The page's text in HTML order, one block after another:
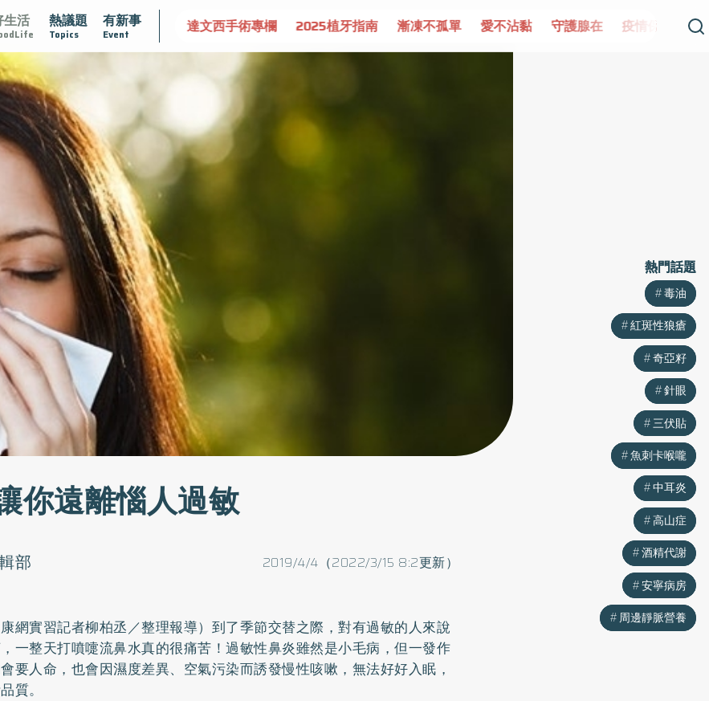
生活 熱議題
Topics
有新事
Event
骨骼健康 達文西手術專欄 2025植牙指南 漸凍不孤單 愛不沾黏 守護腺在 疫情保衛戰 再生醫學 愛的
遠離惱人過敏
2019/4/4（2022/3/15 8:2更新）
部
康網實習記者柳柏丞／整理報導）到了季節交替之際，對有過敏的人來說
一整天打噴嚏流鼻水真的很痛苦！過敏性鼻炎雖然是小毛病，但一發作
要人命，也會因濕度差異、空氣污染而誘發慢性咳嗽，無法好好入眠，
質。
熱門話題
毒油
紅斑性狼瘡
奇亞籽
針眼
三伏貼
魚刺卡喉嚨
中耳炎
高山症
酒精代謝
安寧病房
周邊靜脈營養
熱門話題
毒油
紅斑性狼瘡
奇亞籽
針眼
三伏貼
魚刺卡喉嚨
中耳炎
高山症
酒精代謝
安寧病房
周邊靜脈營養